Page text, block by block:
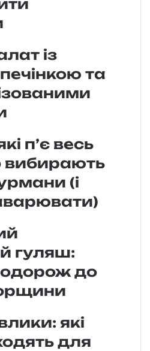
із
та
п’є весь
вибирають
(і
гуляш:
до
які
для